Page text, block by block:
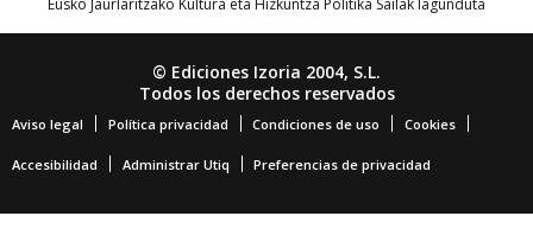
Eusko Jaurlaritzako Kultura eta Hizkuntza Politika Sailak lagunduta
© Ediciones Izoria 2004, S.L.
Todos los derechos reservados
Aviso legal Política privacidad Condiciones de uso Cookies
Accesibilidad Administrar Utiq Preferencias de privacidad